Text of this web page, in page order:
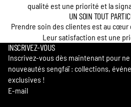
qualité est une priorité et la
UN SOIN TOUT
Prendre soin des clientes est au cœur
Leur satisfaction est une
INSCRIVEZ-VOUS
Inscrivez-vous dès maintenant pour
nouveautés sengfaï : collections,
exclusives !
E-mail
Politique de confidentialité